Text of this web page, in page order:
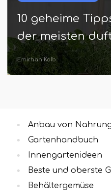
Sehen Sie, wie
Instagram eine
Garden
Ellen Tschirch
Anbau von
Gartenhandbuch
Innengartenideen
Beste und oberste
Behältergemüse